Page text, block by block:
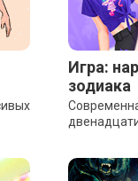
Игра:
зодиака